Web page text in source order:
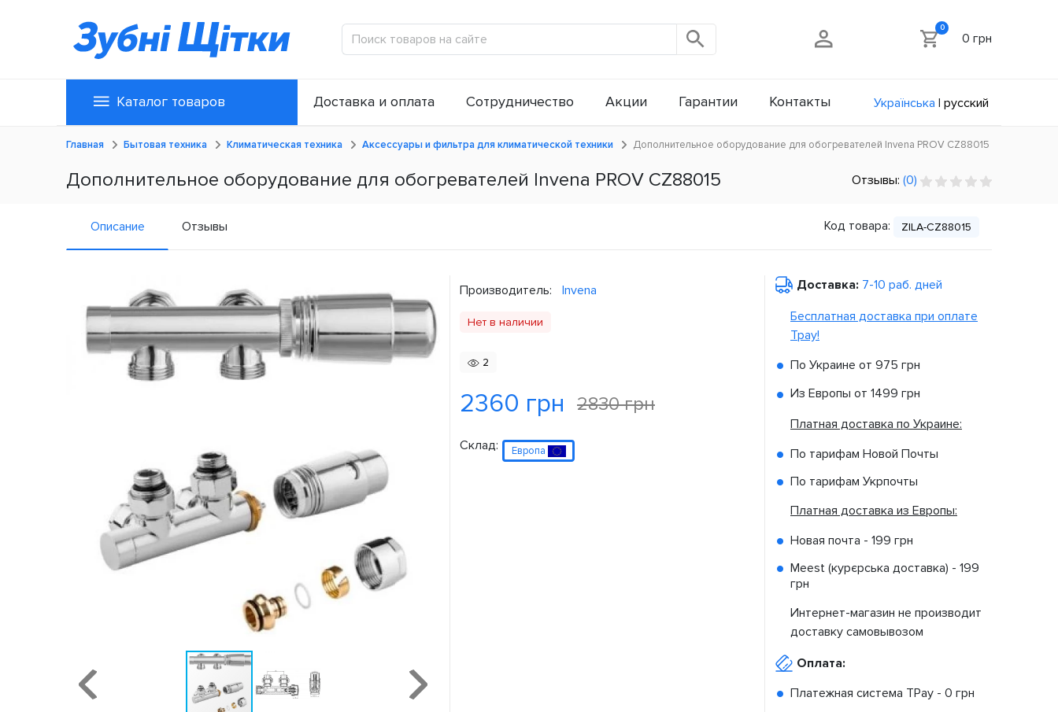
0
0 грн
Каталог товаров Доставка и оплата Сотрудничество Акции Гарантии Контакты Українська | русский
Главная Бытовая техника Климатическая техника Аксессуары и фильтра для климатической техники Дополнительное оборудование для обогревателей Invena PROV CZ88015
Дополнительное оборудование для обогревателей Invena PROV CZ88015 Отзывы: (0)
Описание Отзывы Код товара: ZILA-CZ88015
Производитель: Invena
Нет в наличии
2
2360 грн 2830 грн
Склад: Европа
Доставка: 7-10 раб. дней
Бесплатная доставка при оплате
Tpay!
По Украине от 975 грн
Из Европы от 1499 грн
Платная доставка по Украине:
По тарифам Новой Почты
По тарифам Укрпочты
Платная доставка из Европы:
Новая почта - 199 грн
Meest (курєрська доставка) - 199
грн
Интернет-магазин не производит
доставку самовывозом
Оплата:
Платежная система TPay - 0 грн